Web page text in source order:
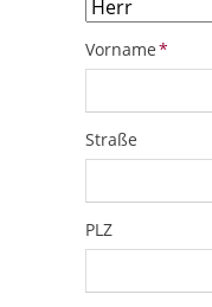
Pflichtfeld
Vorname*
Straße
PLZ